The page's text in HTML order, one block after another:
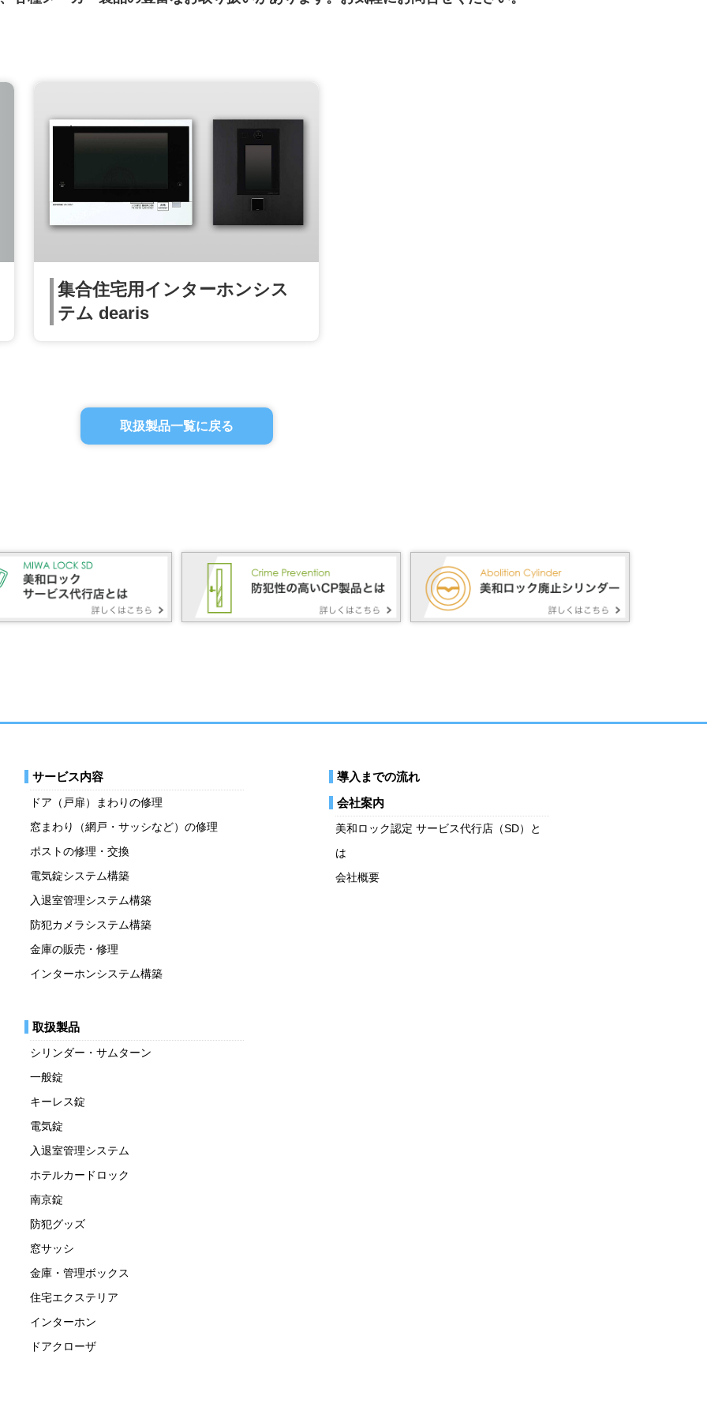
集合住宅用インターホンシス
テム dearis
取扱製品一覧に戻る
サービス内容
ドア（戸扉）まわりの修理
窓まわり（網戸・サッシなど）の修理
ポストの修理・交換
電気錠システム構築
入退室管理システム構築
防犯カメラシステム構築
金庫の販売・修理
インターホンシステム構築
取扱製品
シリンダー・サムターン
一般錠
キーレス錠
電気錠
入退室管理システム
ホテルカードロック
南京錠
防犯グッズ
窓サッシ
金庫・管理ボックス
住宅エクステリア
インターホン
ドアクローザ
導入までの流れ
会社案内
美和ロック認定 サービス代行店（SD）と
は
会社概要